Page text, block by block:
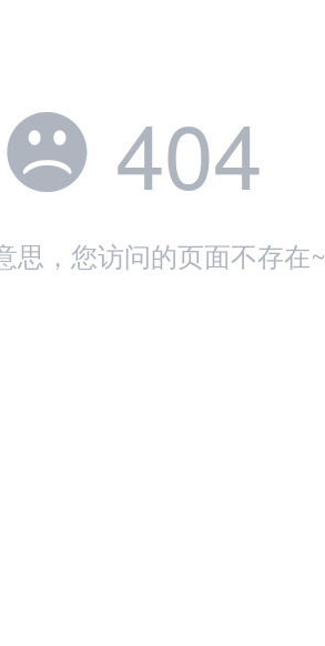
 404
思，您访问的页面不存在~